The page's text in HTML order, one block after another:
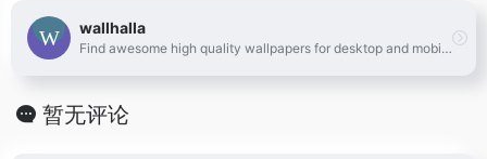
wallhalla
Find awesome high quality wallpapers for desktop and mobile in one place.
暂无评论